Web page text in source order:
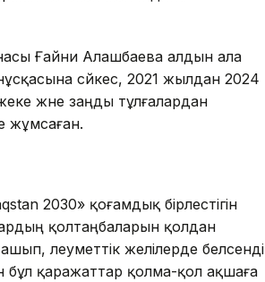
Ғайни Алашбаева алдын ала
сәйкес, 2021 жылдан 2024
және заңды тұлғалардан
жұмсаған.
2030» қоғамдық бірлестігін
қолтаңбаларын қолдан
әлеуметтік желілерде белсенді
қаражаттар қолма-қол ақшаға